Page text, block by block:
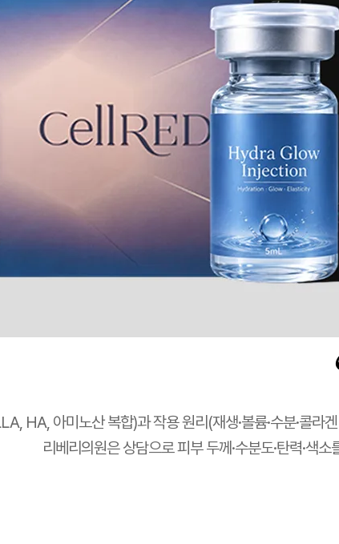
HA, 아미노산 복합)과 작용 원리(재생·볼륨·수분·콜
리베리의원은 상담으로 피부 두께·수분도·탄력·색